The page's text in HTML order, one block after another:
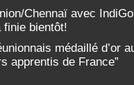
Chennaï avec
finie bientôt!
médaillé d’or
apprentis de France”